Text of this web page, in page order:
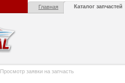
Главная Каталог запчастей
Просмотр заявки на запчасть